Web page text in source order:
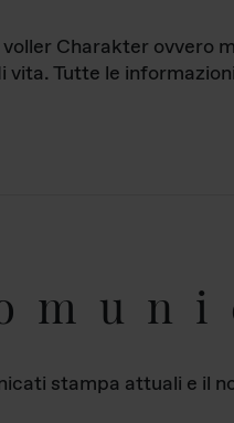
Charakter ovvero
vita. Tutte le
stampa attuali e il